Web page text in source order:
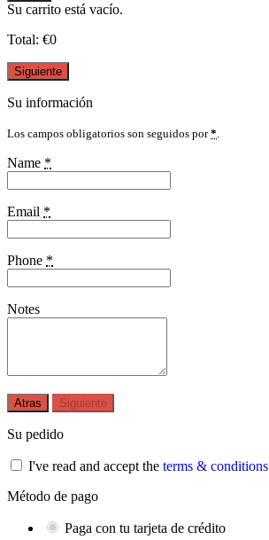
Su carrito está vacío.
Total: €0
Siguiente
Su información
Los campos obligatorios son seguidos por*
Name *
Email *
Phone *
Notes
Atras Siguiente
Su pedido
I've read and accept the terms & conditions
Método de pago
Paga con tu tarjeta de crédito